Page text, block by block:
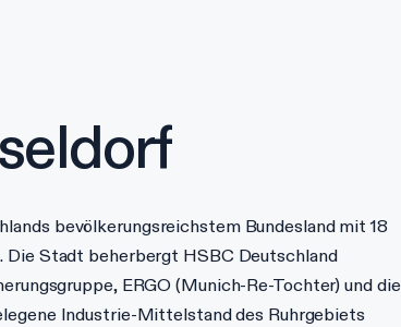
bevölkerungsreichstem Bundesland mit 18
Die Stadt beherbergt HSBC Deutschland
ERGO (Munich-Re-Tochter) und die
Industrie-Mittelstand des Ruhrgebiets